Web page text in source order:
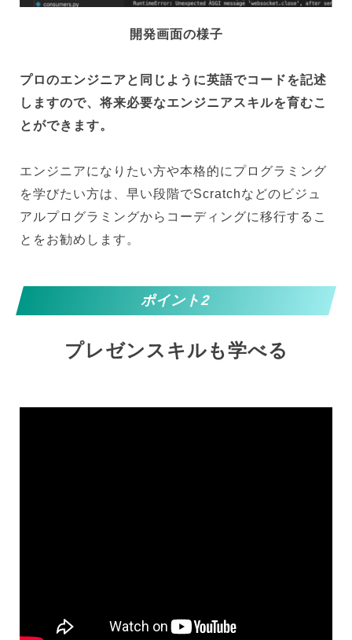
開発画面の様子
プロのエンジニアと同じように英語でコードを記述
しますので、将来必要なエンジニアスキルを育むこ
とができます。
エンジニアになりたい方や本格的にプログラミング
を学びたい方は、早い段階でScratchなどのビジュ
アルプログラミングからコーディングに移行するこ
とをお勧めします。
ポイント2
プレゼンスキルも学べる